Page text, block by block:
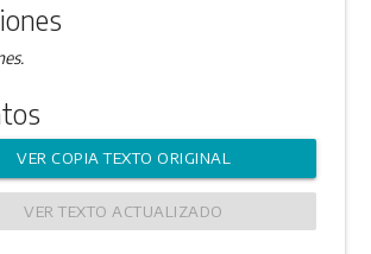
VER COPIA TEXTO ORIGINAL
VER TEXTO ACTUALIZADO